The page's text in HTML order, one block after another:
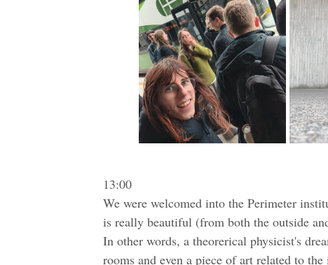
13:00
We were welcomed into the Perimeter
is really beautiful (from both the outside
In other words, a theorerical physicist's
rooms and even a piece of art related to